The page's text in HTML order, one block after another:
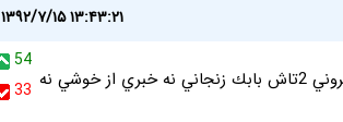
۱۳۹۲/۷/۱۵ ۱۳:۴۳:۲۱
54
33 ايرانجيب مملكت و داري به چه روزي كشوندن از 5 تا خبر 3تاش گروني 2تاش بابك زنجاني نه خبري از خوشي نه